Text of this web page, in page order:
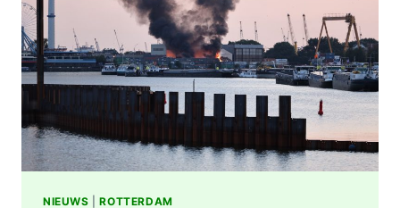
INCIDENT
AAN
SLACHTHUISKADE
ROTTERDAM
NIEUWS |ROTTERDAM